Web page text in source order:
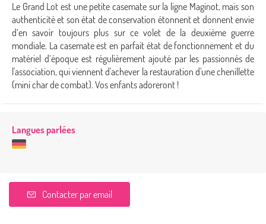
Le Grand Lot est une petite casemate sur la ligne Maginot, mais son
authenticité et son état de conservation étonnent et donnent envie
d’en savoir toujours plus sur ce volet de la deuxième guerre
mondiale. La casemate est en parfait état de fonctionnement et du
matériel d’époque est régulièrement ajouté par les passionnés de
l'association, qui viennent d'achever la restauration d'une chenillette
(mini char de combat). Vos enfants adoreront !
Langues parlées
Contacter par email